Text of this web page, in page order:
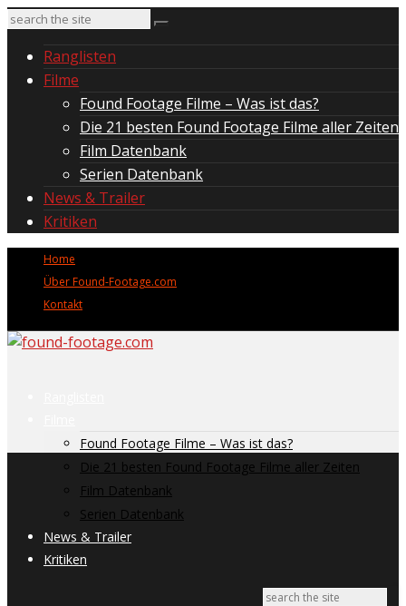
Ranglisten
Filme
Found Footage Filme – Was ist das?
Die 21 besten Found Footage Filme aller Zeiten
Film Datenbank
Serien Datenbank
News & Trailer
Kritiken
Home
Über Found-Footage.com
Kontakt
Found Footage Filme – Was ist das?
Die 21 besten Found Footage Filme aller Zeiten
Film Datenbank
Serien Datenbank
News & Trailer
Kritiken